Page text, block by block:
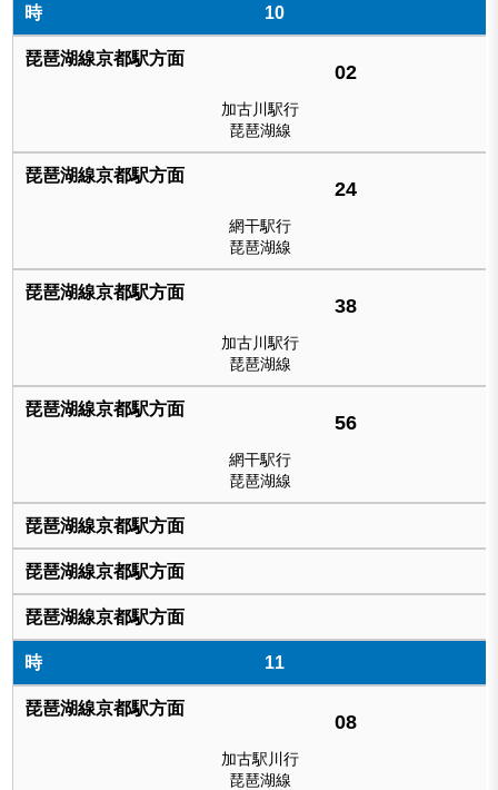
10
02
加古川駅行
琵琶湖線
24
網干駅行
琵琶湖線
38
加古川駅行
琵琶湖線
56
網干駅行
琵琶湖線
11
08
加古駅川行
琵琶湖線